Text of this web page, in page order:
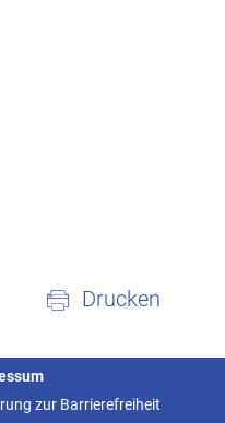
Drucken
zur Barrierefreiheit